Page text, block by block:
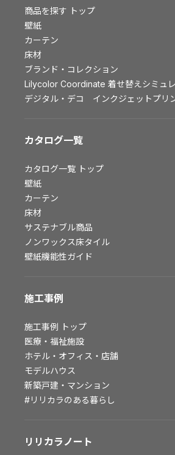
お客様サポート トップ
資料ダウンロード
画像ダウンロード
動画一覧
お手入れ便利帳
お役立ち資料
お問い合わせ（一般のお客様）
よくあるご質問
非住宅案件に関するお問い合わせ
事業紹介
スペースソリューション事業
ファシリティソリューション事業
不動産投資開発事業
会社情報
採用情報
商品を探す トップ
壁紙
カーテン
床材
ブランド・コレクション
Lilycolor Coordinate 着せ替えシミュ
デジタル・デコ インクジェットプリ
カタログ一覧
カタログ一覧 トップ
壁紙
カーテン
床材
サステナブル商品
ノンワックス床タイル
壁紙機能性ガイド
施工事例
施工事例 トップ
医療・福祉施設
ホテル・オフィス・店舗
モデルハウス
新築戸建・マンション
#リリカラのある暮らし
リリカラノート